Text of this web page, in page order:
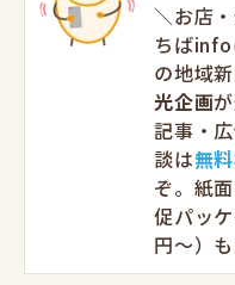
＼お店
ちば
の地域
光企画
記事・
談は無
ぞ。紙
促パッ
円〜）